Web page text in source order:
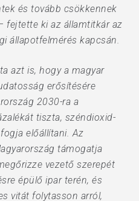
és tovább csökkennek
fejtette ki az államtitkár az
állapotfelmérés kapcsán.
azt is, hogy a magyar
erősítésére
2030-ra a
tiszta, széndioxid-
előállítani. Az
támogatja
vezető szerepét
épülő ipar terén, és
vitát folytasson arról,